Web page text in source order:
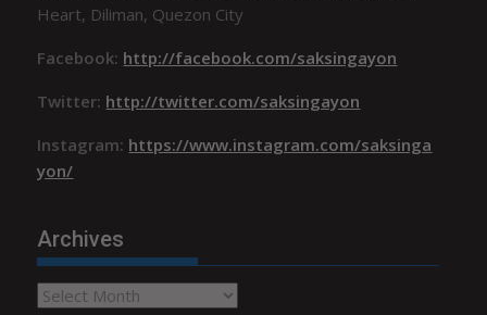
Heart, Diliman, Quezon City
Facebook: http://facebook.com/saksingayon
Twitter: http://twitter.com/saksingayon
Instagram: https://www.instagram.com/saksinga
yon/
Archives
Archives